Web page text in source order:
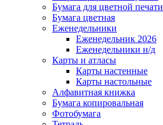
Бумага для цветной печати
Бумага цветная
Еженедельники
Еженедельник 2026
Еженедельники н/д
Карты и атласы
Карты настенные
Карты настольные
Алфавитная книжка
Бумага копировальная
Фотобумага